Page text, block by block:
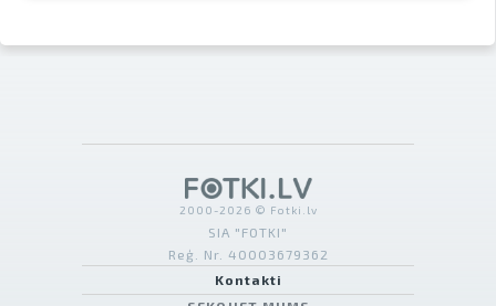
2000-2026 © Fotki.lv
SIA "FOTKI"
Reģ. Nr. 40003679362
Kontakti